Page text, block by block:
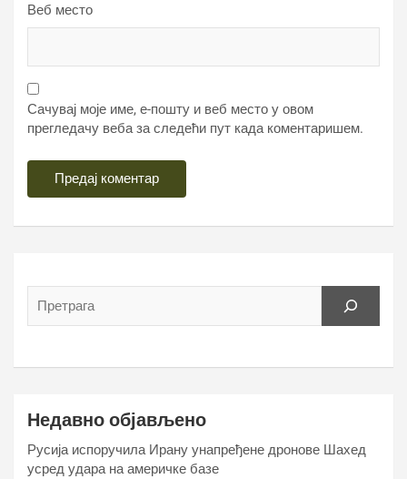
Веб место
Сачувај моје име, е-пошту и веб место у овом
прегледачу веба за следећи пут када коментаришем.
Недавно објављено
Русија испоручила Ирану унапређене дронове Шахед
усред удара на америчке базе